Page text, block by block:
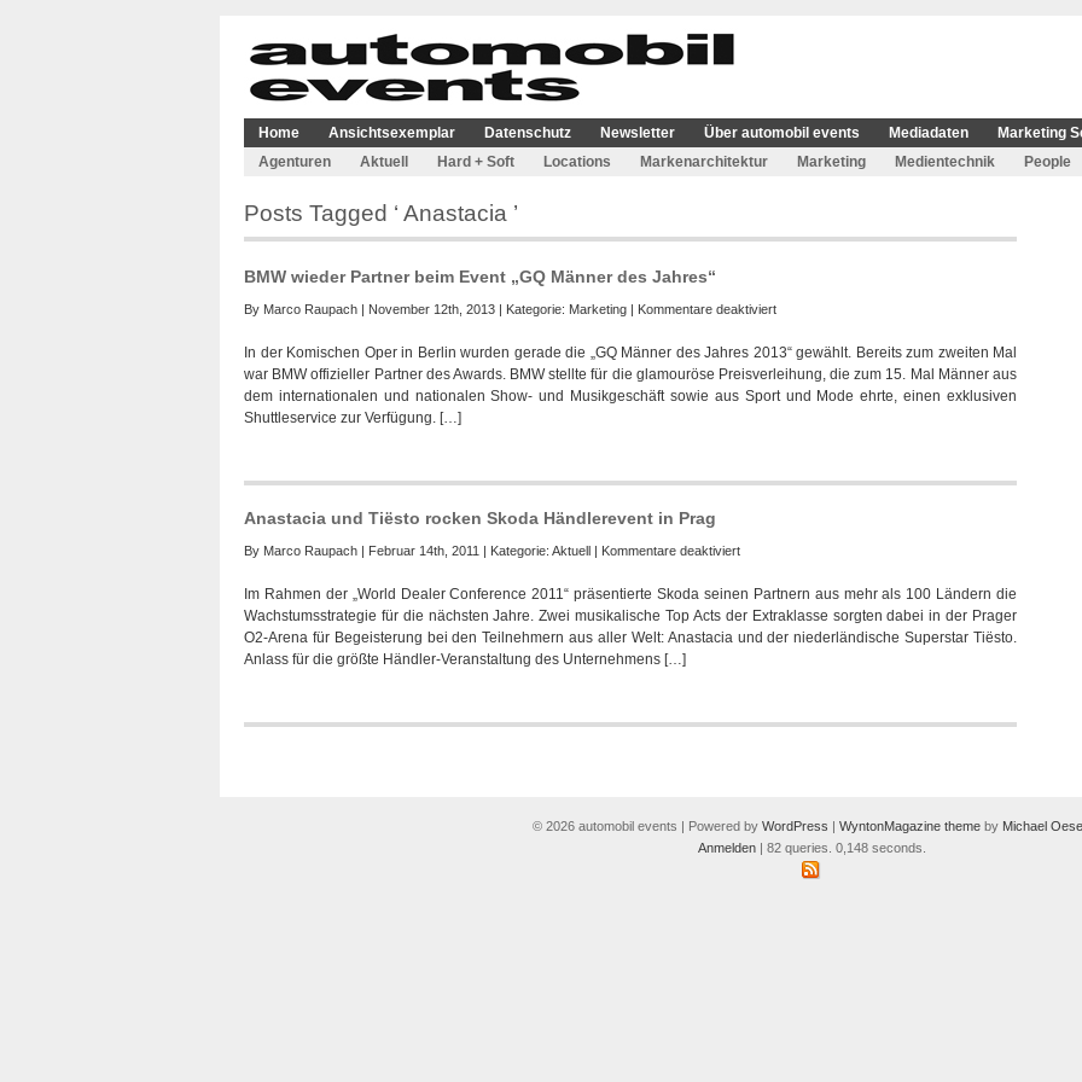
Home Ansichtsexemplar Datenschutz Newsletter Über automobil events Mediadaten
Marketing
Agenturen
Aktuell Hard + Soft Locations Markenarchitektur Marketing Medientechnik People
Posts Tagged ‘ Anastacia ’
BMW wieder Partner beim Event „GQ Männer des Jahres“
By Marco Raupach | November 12th, 2013 | Kategorie: Marketing | Kommentare deaktiviertfür
wieder
Partner
beim
des
In der Komischen Oper in Berlin wurden gerade die „GQ Männer des Jahres 2013“ gewählt. Bereits zum zweiten Mal
war BMW offizieller Partner des Awards. BMW stellte für die glamouröse Preisverleihung, die zum 15. Mal Männer aus
dem internationalen und nationalen Show- und Musikgeschäft sowie aus Sport und Mode ehrte, einen exklusiven
Shuttleservice zur Verfügung. […]
Anastacia und Tiësto rocken Skoda Händlerevent in Prag
By Marco Raupach | Februar 14th, 2011 | Kategorie: Aktuell | Kommentare deaktiviertfür
und
Tiësto
rocken
Prag
Im Rahmen der „World Dealer Conference 2011“ präsentierte Skoda seinen Partnern aus mehr als 100 Ländern die
Wachstumsstrategie für die nächsten Jahre. Zwei musikalische Top Acts der Extraklasse sorgten dabei in der Prager
O2-Arena für Begeisterung bei den Teilnehmern aus aller Welt: Anastacia und der niederländische Superstar Tiësto.
Anlass für die größte Händler-Veranstaltung des Unternehmens […]
© 2026 automobil events | Powered by WordPress | WyntonMagazine theme by Michael
Anmelden| 82 queries. 0,148 seconds.